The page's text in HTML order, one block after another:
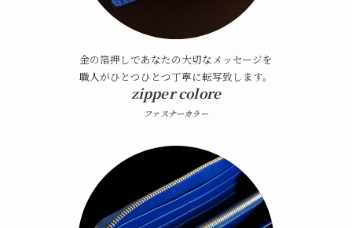
金の箔押しであなたの大切なメッセージを
職人がひとつひとつ丁寧に転写致します。
zipper colore
ファスナーカラー